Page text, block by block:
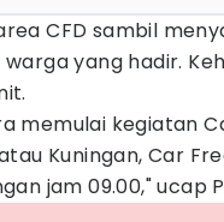
CFD sambil
yang hadir.
memulai kegiatan
Kuningan, Car
jam 09.00," ucap